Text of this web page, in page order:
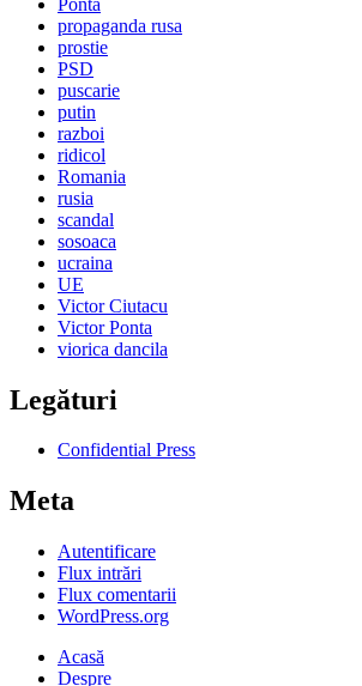
propaganda rusa
prostie
PSD
puscarie
putin
razboi
ridicol
Romania
rusia
scandal
sosoaca
ucraina
UE
Victor Ciutacu
Victor Ponta
viorica dancila
Legături
Confidential Press
Meta
Autentificare
Flux intrări
Flux comentarii
WordPress.org
Acasă
Despre